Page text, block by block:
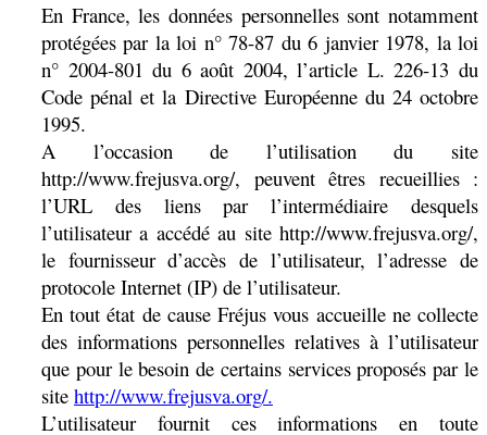
En France, les données personnelles sont notamment
protégées par la loi n° 78-87 du 6 janvier 1978, la loi
n° 2004-801 du 6 août 2004, l’article L. 226-13 du
Code pénal et la Directive Européenne du 24 octobre
1995.
A l’occasion de l’utilisation du site
http://www.frejusva.org/, peuvent êtres recueillies :
l’URL des liens par l’intermédiaire desquels
l’utilisateur a accédé au site http://www.frejusva.org/,
le fournisseur d’accès de l’utilisateur, l’adresse de
protocole Internet (IP) de l’utilisateur.
En tout état de cause Fréjus vous accueille ne collecte
des informations personnelles relatives à l’utilisateur
que pour le besoin de certains services proposés par le
site http://www.frejusva.org/.
L’utilisateur fournit ces informations en toute